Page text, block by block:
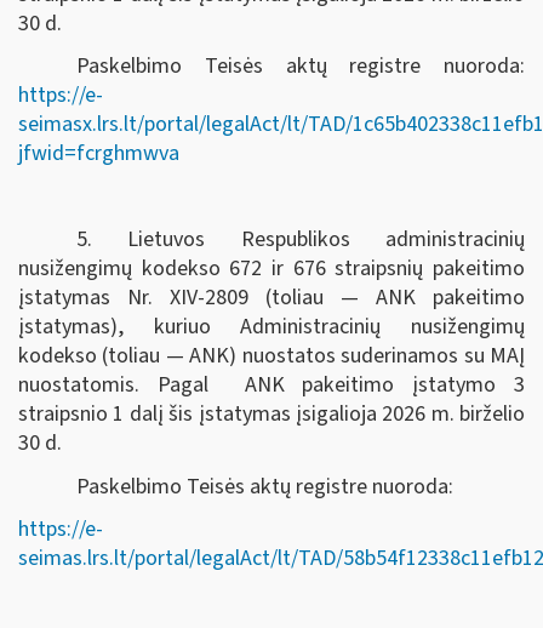
30 d.
Paskelbimo Teisės aktų registre nuoroda:
https://e-
seimasx.lrs.lt/portal/legalAct/lt/TAD/
jfwid=fcrghmwva
5. Lietuvos Respublikos administracinių
nusižengimų kodekso 672 ir 676 straipsnių pakeitimo
įstatymas Nr. XIV-2809 (toliau — ANK pakeitimo
įstatymas), kuriuo Administracinių nusižengimų
kodekso (toliau — ANK) nuostatos suderinamos su MAĮ
nuostatomis. Pagal ANK pakeitimo įstatymo 3
straipsnio 1 dalį šis įstatymas įsigalioja 2026 m. birželio
30 d.
Paskelbimo Teisės aktų registre nuoroda:
https://e-
seimas.lrs.lt/portal/legalAct/lt/TAD/